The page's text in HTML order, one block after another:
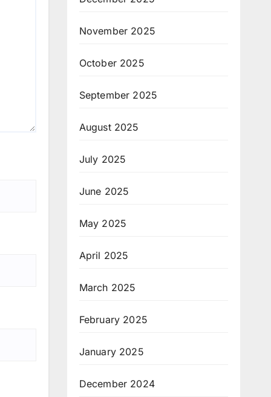
November 2025
October 2025
September 2025
August 2025
July 2025
June 2025
May 2025
April 2025
March 2025
February 2025
January 2025
December 2024